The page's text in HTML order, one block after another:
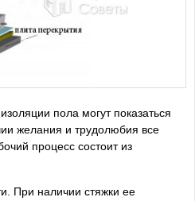
пола могут показаться
желания и трудолюбия все
процесс состоит из
При наличии стяжки ее